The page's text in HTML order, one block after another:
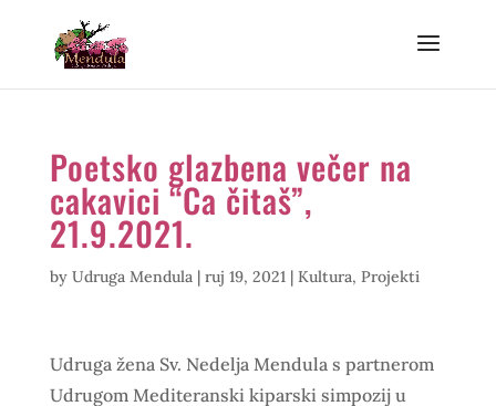
Poetsko glazbena večer na
cakavici “Ca čitaš”,
21.9.2021.
by Udruga Mendula| ruj 19, 2021| Kultura, Projekti
Udruga žena Sv. Nedelja Mendula s partnerom
Udrugom Mediteranski kiparski simpozij u